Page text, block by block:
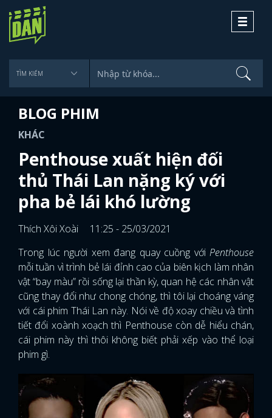
Toggle
BLOG PHIM
KHÁC
Penthouse xuất hiện đối
thủ Thái Lan nặng ký với
pha bẻ lái khó lường
Thích Xôi Xoài
11:25 - 25/03/2021
Trong lúc người xem đang quay cuồng với Penthouse
mỗi tuần vì trình bẻ lái đỉnh cao của biên kịch làm nhân
vật “bay màu” rồi sống lại thần kỳ, quan hệ các nhân vật
cũng thay đổi như chong chóng, thì tôi lại choáng váng
với cái phim Thái Lan này. Nói về độ xoay chiều và tình
tiết đổi xoành xoạch thì Penthouse còn dễ hiểu chán,
cái phim này thì thôi không biết phải xếp vào thể loại
phim gì.